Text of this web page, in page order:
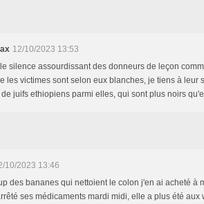
12/10/2023 13:53
silence assourdissant des donneurs de leçon
les victimes sont selon eux blanches, je tiens à leur
juifs ethiopiens parmi elles, qui sont plus noirs
10/2023 13:46
des bananes qui nettoient le colon j'en ai acheté à
ses médicaments mardi midi, elle a plus été aux